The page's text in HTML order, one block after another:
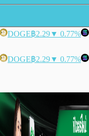
DOGE฿2.29▼ 0.77%
DOGE฿2.29▼ 0.77%